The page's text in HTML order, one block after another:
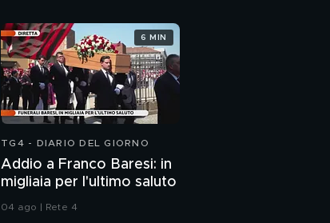
TG4 - DIARIO DEL GIORNO
Addio a Franco Baresi: in
migliaia per l'ultimo saluto
04 ago | Rete 4
6 MIN